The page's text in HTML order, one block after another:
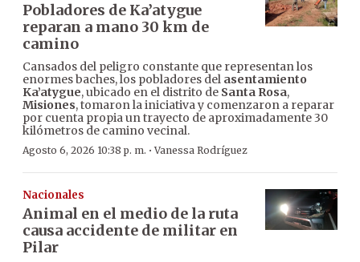
Pobladores de Ka’atygue
reparan a mano 30 km de
camino
Cansados del peligro constante que representan los
enormes baches, los pobladores del asentamiento
Ka’atygue, ubicado en el distrito de Santa Rosa,
Misiones, tomaron la iniciativa y comenzaron a reparar
por cuenta propia un trayecto de aproximadamente 30
kilómetros de camino vecinal.
Agosto 6, 2026 10:38 p. m. ·Vanessa Rodríguez
Nacionales
Animal en el medio de la ruta
causa accidente de militar en
Pilar